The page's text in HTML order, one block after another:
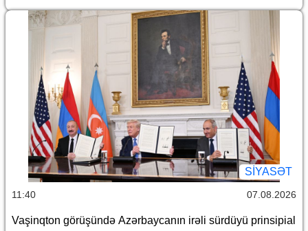
SİYASƏT
11:40 07.08.2026
Vaşinqton görüşündə Azərbaycanın irəli sürdüyü prinsipial